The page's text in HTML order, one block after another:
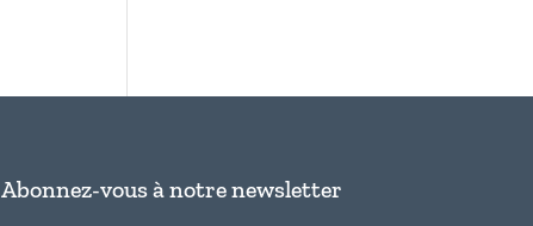
Abonnez-vous à notre newsletter